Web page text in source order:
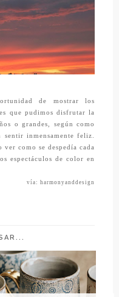
de mostrar los
que pudimos disfrutar la
o grandes, según como
inmensamente feliz.
ver como se despedía cada
espectáculos de color en
vía: harmonyanddesign